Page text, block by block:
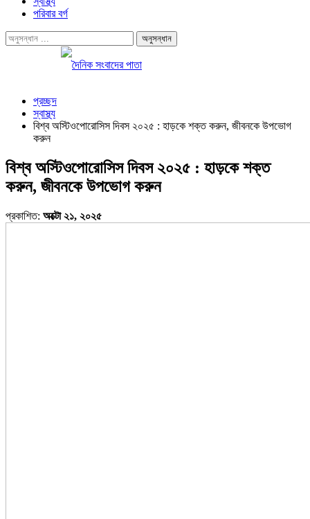
পরিবার বর্গ
প্রচ্ছদ
স্বাস্থ্য
বিশ্ব অস্টিওপোরোসিস দিবস ২০২৫ : হাড়কে শক্ত করুন, জীবনকে উপভোগ
করুন
বিশ্ব অস্টিওপোরোসিস দিবস ২০২৫ : হাড়কে শক্ত
করুন, জীবনকে উপভোগ করুন
প্রকাশিত: অক্টো ২১, ২০২৫